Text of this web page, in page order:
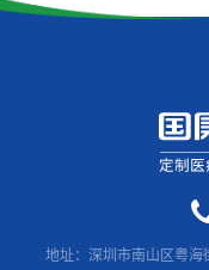
地址：深圳市南山区粤